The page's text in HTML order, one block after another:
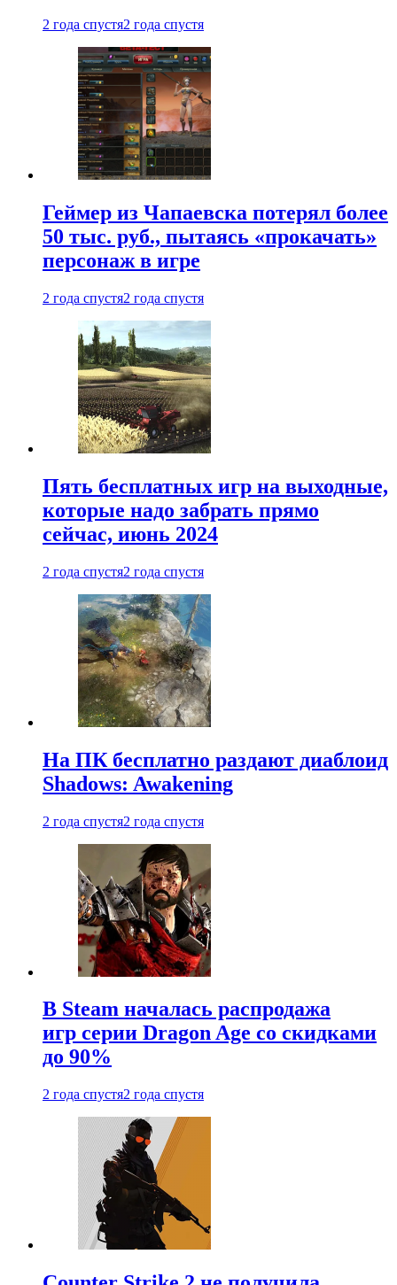
2 года спустя2 года спустя
Геймер из Чапаевска потерял более
50 тыс. руб., пытаясь «прокачать»
персонаж в игре
2 года спустя2 года спустя
Пять бесплатных игр на выходные,
которые надо забрать прямо
сейчас, июнь 2024
2 года спустя2 года спустя
На ПК бесплатно раздают диаблоид
Shadows: Awakening
2 года спустя2 года спустя
В Steam началась распродажа
игр серии Dragon Age со скидками
до 90%
2 года спустя2 года спустя